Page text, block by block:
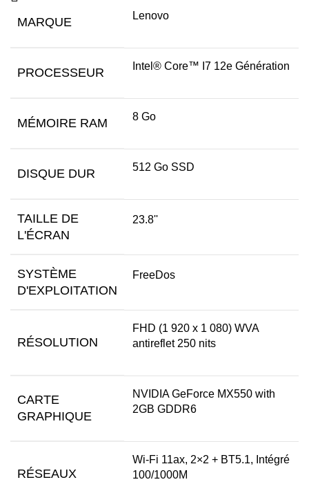
MARQUE Lenovo
PROCESSEUR Intel® Core™ I7 12e Génération
MÉMOIRE RAM 8 Go
DISQUE DUR 512 Go SSD
TAILLE DE
L'ÉCRAN
23.8''
SYSTÈME
D'EXPLOITATION
FreeDos
RÉSOLUTION
FHD (1 920 x 1 080) WVA
antireflet 250 nits
CARTE
GRAPHIQUE
NVIDIA GeForce MX550 with
2GB GDDR6
RÉSEAUX
Wi-Fi 11ax, 2×2 + BT5.1, Intégré
100/1000M